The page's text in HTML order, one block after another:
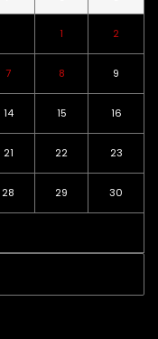
1 2
7 8 9
14 15 16
21 22 23
28 29 30